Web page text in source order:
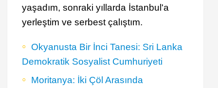
yaşadım, sonraki yıllarda İstanbul'a
yerleştim ve serbest çalıştım.
Okyanusta Bir İnci Tanesi: Sri Lanka
Demokratik Sosyalist Cumhuriyeti
Moritanya: İki Çöl Arasında